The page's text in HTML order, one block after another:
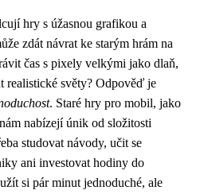
hry s úžasnou grafikou a
zdát návrat ke starým hrám na
čas s pixely velkými jako dlaň,
realistické světy? Odpověď je
. Staré hry pro mobil, jako
nabízejí únik od složitosti
studovat návody, učit se
ani investovat hodiny do
si pár minut jednoduché, ale